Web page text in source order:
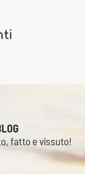
fatto e vissuto!